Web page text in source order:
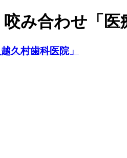
み合わせ「医